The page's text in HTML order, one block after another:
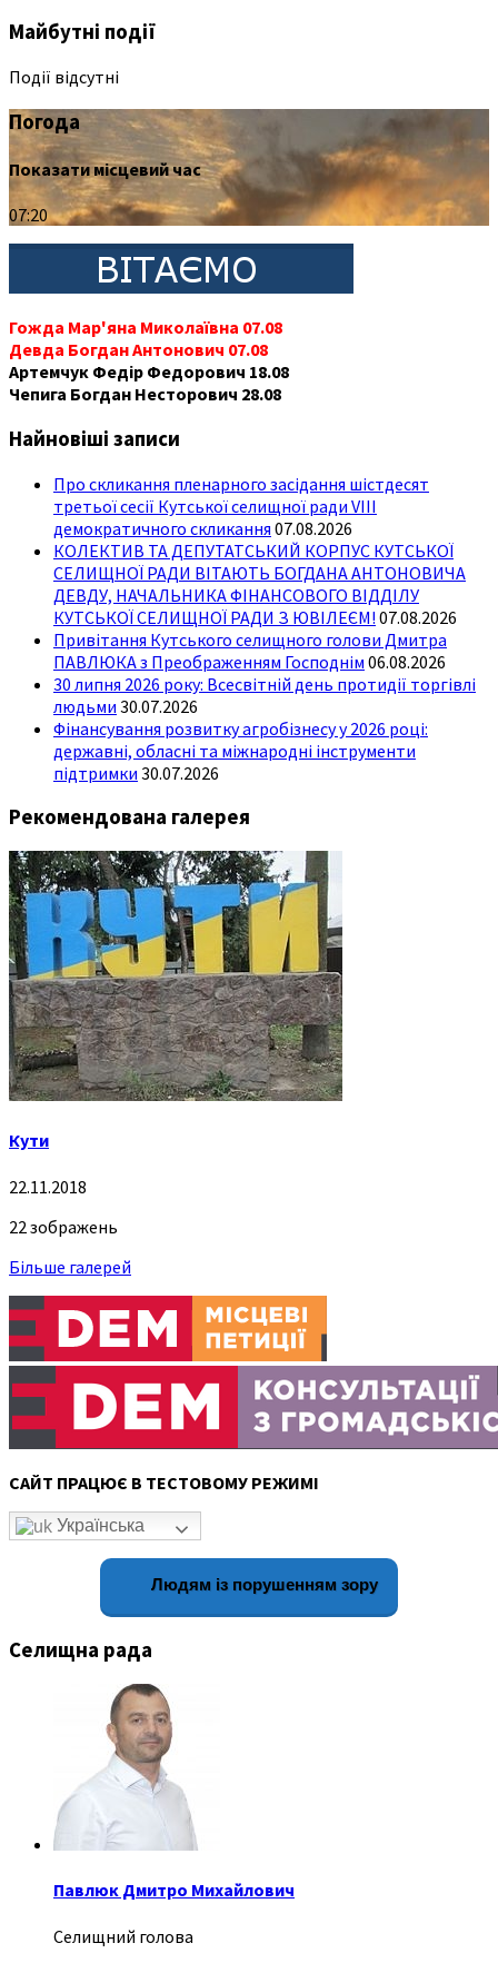
Майбутні події
Події відсутні
Погода
Показати місцевий час
07:20
Гожда Мар'яна Миколаївна 07.08
Девда Богдан Антонович 07.08
Артемчук Федір Федорович 18.08
Чепига Богдан Несторович 28.08
Найновіші записи
Про скликання пленарного засідання шістдесят
третьої сесії Кутської селищної ради VIII
демократичного скликання 07.08.2026
КОЛЕКТИВ ТА ДЕПУТАТСЬКИЙ КОРПУС КУТСЬКОЇ
СЕЛИЩНОЇ РАДИ ВІТАЮТЬ БОГДАНА АНТОНОВИЧА
ДЕВДУ, НАЧАЛЬНИКА ФІНАНСОВОГО ВІДДІЛУ
КУТСЬКОЇ СЕЛИЩНОЇ РАДИ З ЮВІЛЕЄМ! 07.08.2026
Привітання Кутського селищного голови Дмитра
ПАВЛЮКА з Преображенням Господнім 06.08.2026
30 липня 2026 року: Всесвітній день протидії торгівлі
людьми 30.07.2026
Фінансування розвитку агробізнесу у 2026 році:
державні, обласні та міжнародні інструменти
підтримки 30.07.2026
Рекомендована галерея
Кути
22.11.2018
22 зображень
Більше галерей
САЙТ ПРАЦЮЄ В ТЕСТОВОМУ РЕЖИМІ
Українська
Людям із порушенням зору
Селищна рада
Павлюк Дмитро Михайлович
Селищний голова